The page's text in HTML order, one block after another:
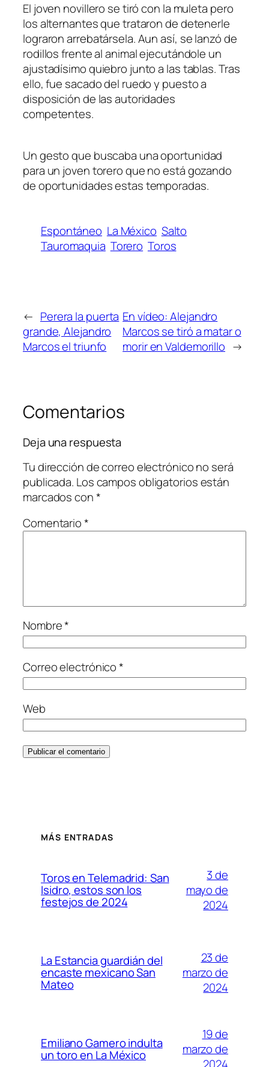
El joven novillero se tiró con la muleta pero
los alternantes que trataron de detenerle
lograron arrebatársela. Aun así, se lanzó de
rodillos frente al animal ejecutándole un
ajustadísimo quiebro junto a las tablas. Tras
ello, fue sacado del ruedo y puesto a
disposición de las autoridades
competentes.
Un gesto que buscaba una oportunidad
para un joven torero que no está gozando
de oportunidades estas temporadas.
Espontáneo La México Salto
Tauromaquia Torero Toros
← Perera la puerta
grande, Alejandro
Marcos el triunfo
En vídeo: Alejandro
Marcos se tiró a matar o
morir en Valdemorillo →
Comentarios
Deja una respuesta
Tu dirección de correo electrónico no será
publicada. Los campos obligatorios están
marcados con*
Comentario*
Nombre*
Correo electrónico*
Web
MÁS ENTRADAS
Toros en Telemadrid: San
Isidro, estos son los
festejos de 2024
3 de
mayo de
2024
La Estancia guardián del
encaste mexicano San
Mateo
23 de
marzo de
2024
Emiliano Gamero indulta
un toro en La México
19 de
marzo de